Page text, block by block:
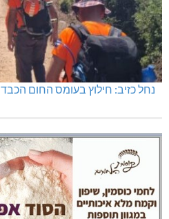
נחל כזיב: חילוץ בעומס החום הכבד